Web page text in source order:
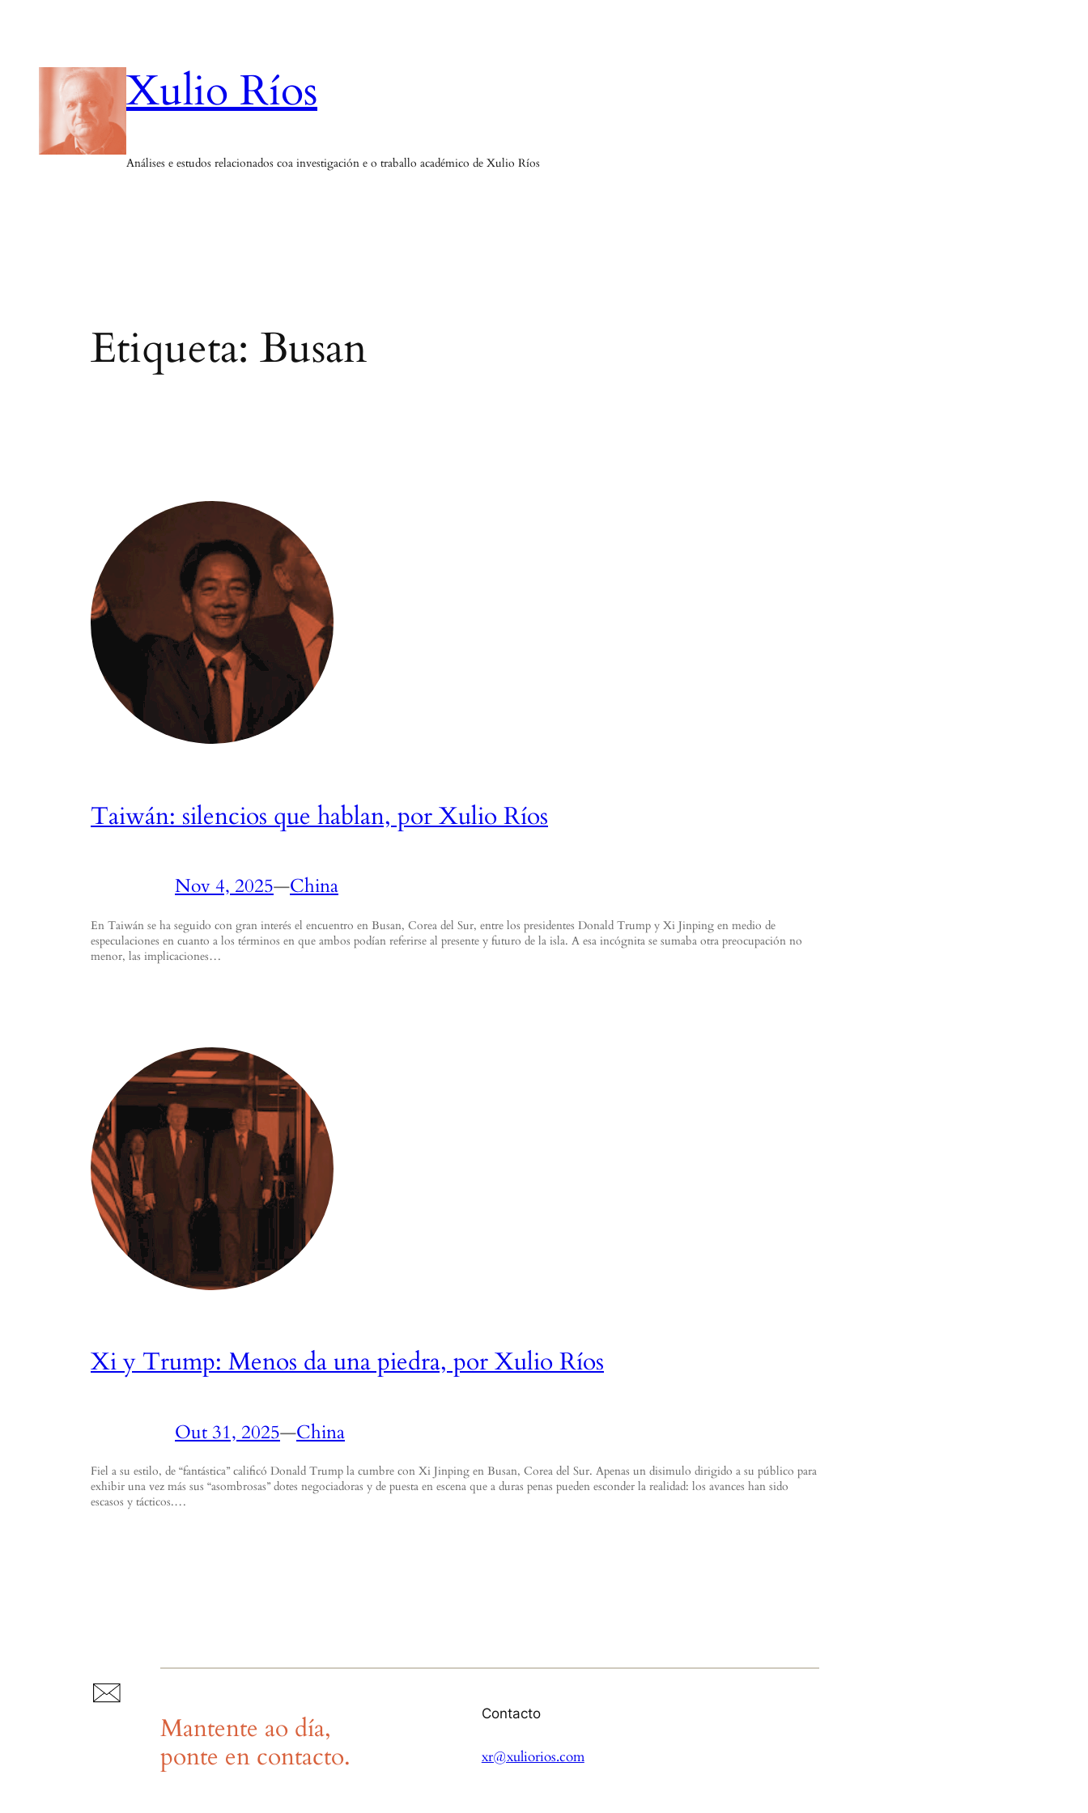
contido
Xulio Ríos
Análises e estudos relacionados coa investigación e o traballo académico de Xulio Ríos
Etiqueta: Busan
Taiwán: silencios que hablan, por Xulio Ríos
Nov 4, 2025—China
En Taiwán se ha seguido con gran interés el encuentro en Busan, Corea del Sur, entre los presidentes Donald Trump y Xi Jinping en medio de
especulaciones en cuanto a los términos en que ambos podían referirse al presente y futuro de la isla. A esa incógnita se sumaba otra preocupación no
menor, las implicaciones…
Xi y Trump: Menos da una piedra, por Xulio Ríos
Out 31, 2025—China
Fiel a su estilo, de “fantástica” calificó Donald Trump la cumbre con Xi Jinping en Busan, Corea del Sur. Apenas un disimulo dirigido a su público para
exhibir una vez más sus “asombrosas” dotes negociadoras y de puesta en escena que a duras penas pueden esconder la realidad: los avances han sido
escasos y tácticos.…
Mantente ao día,
ponte en contacto.
Contacto
xr@xuliorios.com